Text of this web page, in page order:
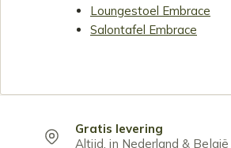
Loungestoel Embrace
Salontafel Embrace
Gratis levering
Altijd, in Nederland & België